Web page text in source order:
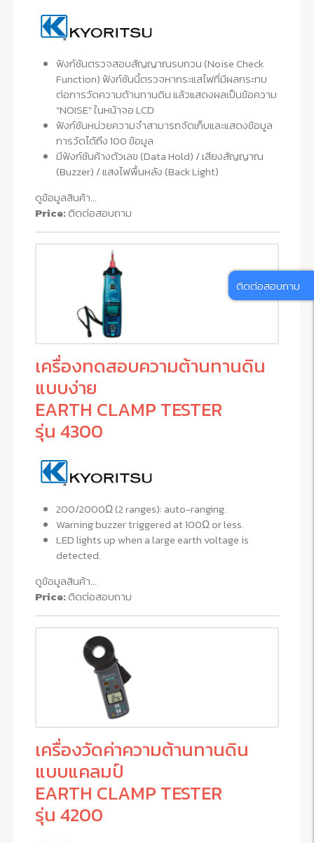
ฟังก์ชันตรวจสอบสัญญาณรบกวน (Noise Check
Function) ฟังก์ชันนี้ตรวจหากระแสไฟที่มีผลกระทบ
ต่อการวัดความต้านทานดิน แล้วแสดงผลเป็นข้อความ
"NOISE" ในหน้าจอ LCD
ฟังก์ชันหน่วยความจำสามารถจัดเก็บและแสดงข้อมูล
การวัดได้ถึง 100 ข้อมูล
มีฟังก์ชันค้างตัวเลข (Data Hold) / เสียงสัญญาณ
(Buzzer) / แสงไฟพื้นหลัง (Back Light)
ดูข้อมูลสินค้า...
Price: ติดต่อสอบถาม
เครื่องทดสอบความต้านทานดิน
แบบง่าย
EARTH CLAMP TESTER
รุ่น 4300
200/2000Ω (2 ranges): auto-ranging.
Warning buzzer triggered at 100Ω or less.
LED lights up when a large earth voltage is
detected.
ดูข้อมูลสินค้า...
Price: ติดต่อสอบถาม
เครื่องวัดค่าความต้านทานดิน
แบบแคลมป์
EARTH CLAMP TESTER
รุ่น 4200
ติดต่อสอบถาม